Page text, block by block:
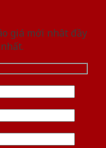
giá mới nhât đầy